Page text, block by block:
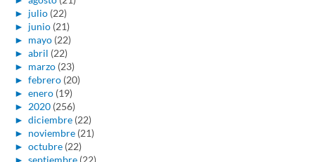
► julio (22)
► junio (21)
► mayo (22)
► abril (22)
► marzo (23)
► febrero (20)
► enero (19)
► 2020 (256)
► diciembre (22)
► noviembre (21)
► octubre (22)